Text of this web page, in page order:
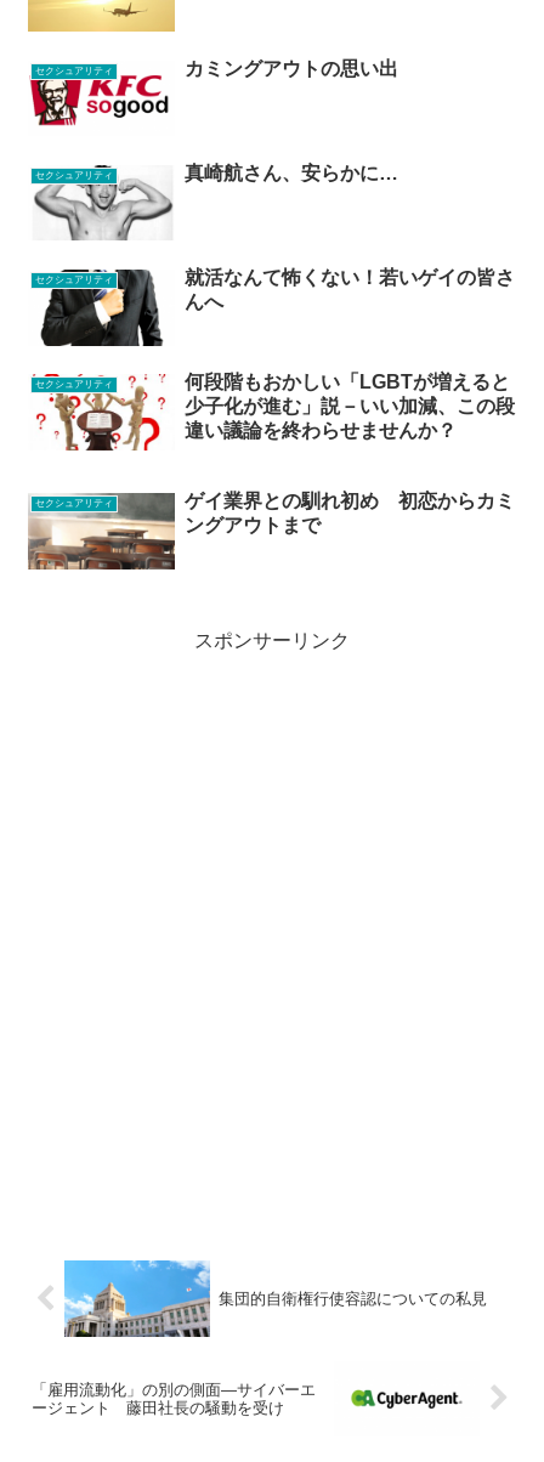
セクシュアリティ カミングアウトの思い出
セクシュアリティ 真崎航さん、安らかに…
セクシュアリティ
就活なんて怖くない！若いゲイの皆さ
んへ
セクシュアリティ
何段階もおかしい「LGBTが増えると
少子化が進む」説－いい加減、この段
違い議論を終わらせませんか？
セクシュアリティ
ゲイ業界との馴れ初め 初恋からカミ
ングアウトまで
スポンサーリンク
集団的自衛権行使容認についての私見
「雇用流動化」の別の側面―サイバーエ
ージェント 藤田社長の騒動を受け